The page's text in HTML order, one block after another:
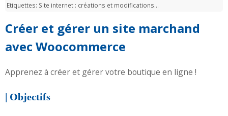
Etiquettes: Site internet : créations et modifications...
Créer et gérer un site marchand
avec Woocommerce
Apprenez à créer et gérer votre boutique en ligne !
| Objectifs